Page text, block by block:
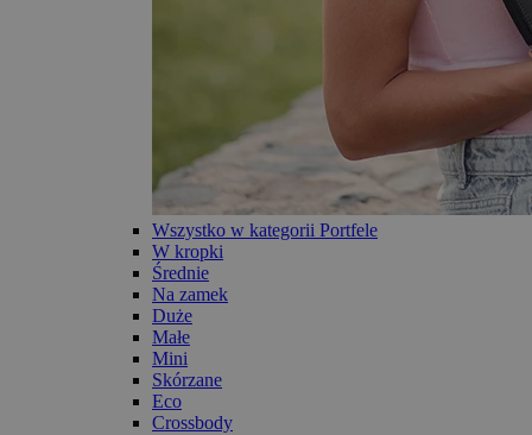
Wszystko w kategorii Portfele
W kropki
Średnie
Na zamek
Duże
Małe
Mini
Skórzane
Eco
Crossbody